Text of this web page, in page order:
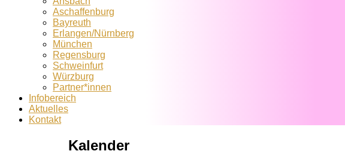
Aschaffenburg
Bayreuth
Erlangen/Nürnberg
München
Regensburg
Schweinfurt
Würzburg
Partner*innen
Infobereich
Aktuelles
Kontakt
Kalender